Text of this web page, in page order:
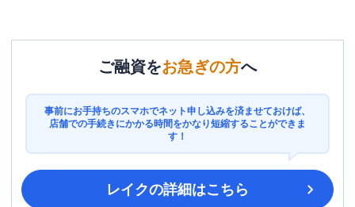
ご融資をお急ぎの方へ
事前にお手持ちのスマホでネット申し込みを済ませておけば、
店舗での手続きにかかる時間をかなり短縮することができま
す！
レイクの詳細はこちら